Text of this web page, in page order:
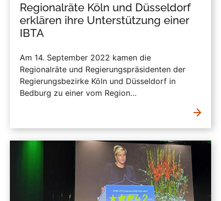
Regionalräte Köln und Düsseldorf
erklären ihre Unterstützung einer
IBTA
Am 14. September 2022 kamen die
Regionalräte und Regierungspräsidenten der
Regierungsbezirke Köln und Düsseldorf in
Bedburg zu einer vom Region…